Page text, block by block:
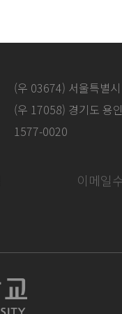
(우 03674) 서울특별
(우 17058) 경기도 용
1577-0020
이메일